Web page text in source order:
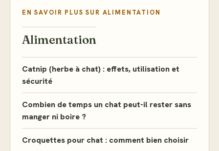
EN SAVOIR PLUS SUR ALIMENTATION
Alimentation
Catnip (herbe à chat) : effets, utilisation et
sécurité
Combien de temps un chat peut-il rester sans
manger ni boire ?
Croquettes pour chat : comment bien choisir